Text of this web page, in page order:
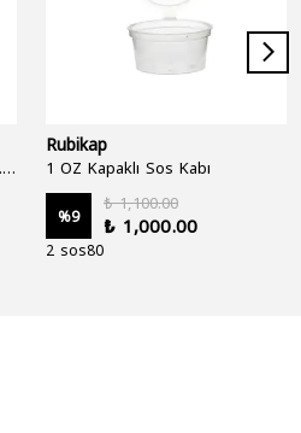
Rubikap
1 OZ Kapaklı Sos Kabı
%9
₺ 1,100.00
₺ 1,000.00
2 sos80